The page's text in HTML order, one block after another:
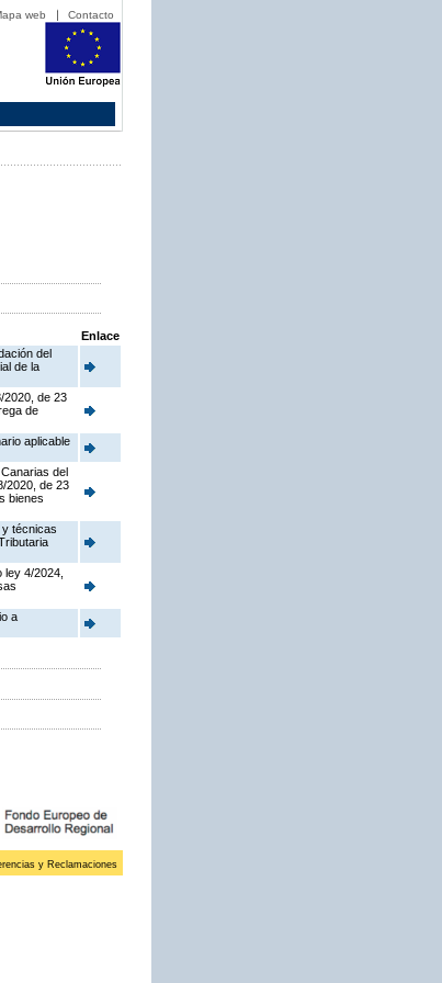
web Contacto
Enlace
del
de la
2020, de 23
de
aplicable
del
2020, de 23
bienes
y técnicas
4/2024,
a
y Reclamaciones